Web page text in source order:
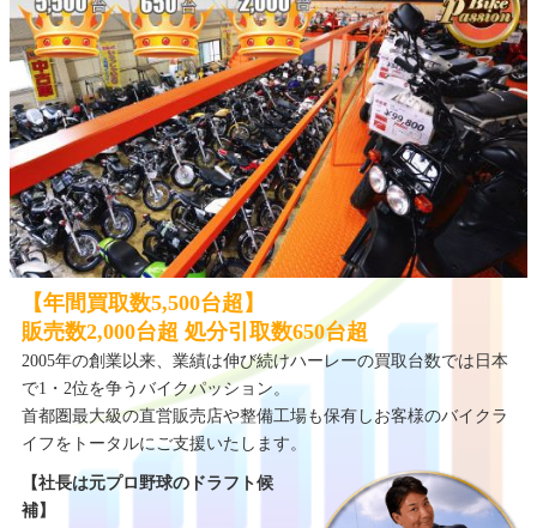
【年間買取数5,500台超】
販売数2,000台超 処分引取数650台超
2005年の創業以来、業績は伸び続けハーレーの買取台数では日本
で1・2位を争うバイクパッション。
首都圏最大級の直営販売店や整備工場も保有しお客様のバイクラ
イフをトータルにご支援いたします。
【社長は元プロ野球のドラフト候
補】